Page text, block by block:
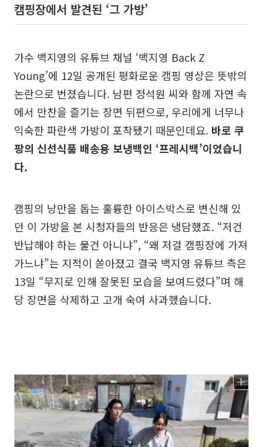
캠핑장에서 발견된 ‘그 가방’
가수 백지영의 유튜브 채널 ‘백지영 Back Z
Young’에 12일 공개된 평화로운 캠핑 영상은 뜻밖의
논란으로 번졌습니다. 남편 정석원 씨와 함께 자연 속
에서 만찬을 즐기는 장면 뒤편으로, 우리에게 너무나
익숙한 파란색 가방이 포착됐기 때문인데요. 바로 쿠
팡의 신선식품 배송용 보냉백인 ‘프레시백’이었습니
다.
캠핑의 낭만을 돕는 훌륭한 아이스박스로 변신해 있
던 이 가방을 본 시청자들의 반응은 냉담했죠. “저건
반납해야 하는 물건 아니냐”, “왜 저걸 캠핑장에 가져
가느냐”는 지적이 쏟아졌고 결국 백지영 유튜브 측은
13일 “무지로 인해 잘못된 모습을 보여드렸다”며 해
당 장면을 삭제하고 고개 숙여 사과했습니다.